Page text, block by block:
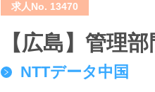
求人No. 13470
【広島】管理
NTTデータ中国